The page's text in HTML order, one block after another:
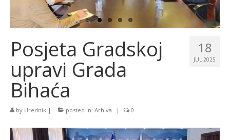
Program energetske efikasnosti u stambenom
sektoru
18
JUL 2025
Posjeta Gradskoj
upravi Grada
Bihaća
by Urednik | posted in: Arhiva | 0